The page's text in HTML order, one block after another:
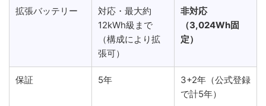
拡張バッテリー
対応・最大約
12kWh級まで
（構成により拡
張可）
非対応
（3,024Wh固
定）
保証 5年
3+2年（公式登録
で計5年）